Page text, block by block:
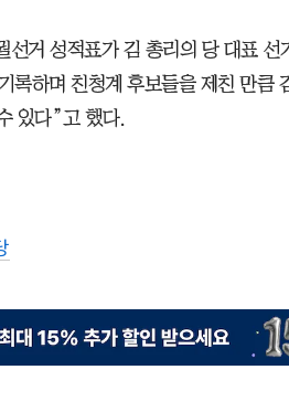
거 성적표가 김 총리의 당 대표 선
록하며 친청계 후보들을 제친 만큼
있다”고 했다.